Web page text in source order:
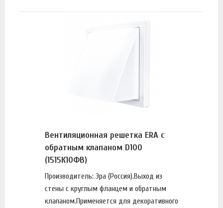
Вентиляционная решетка ERA с
обратным клапаном D100
(1515К10ФВ)
Производитель: Эра (Россия).Выход из
стены с круглым фланцем и обратным
клапаном.Применяется для декоративного